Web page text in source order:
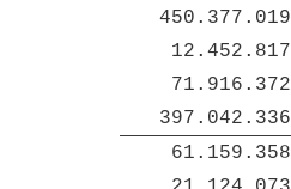
450.377.019
12.452.817
71.916.372
397.042.336
61.159.358